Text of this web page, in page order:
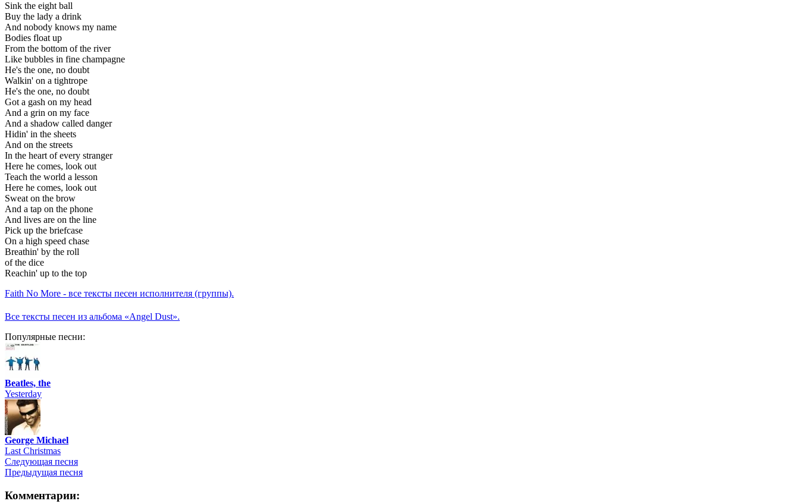
Sink the eight ball
Buy the lady a drink
And nobody knows my name
Bodies float up
From the bottom of the river
Like bubbles in fine champagne
He's the one, no doubt
Walkin' on a tightrope
He's the one, no doubt
Got a gash on my head
And a grin on my face
And a shadow called danger
Hidin' in the sheets
And on the streets
In the heart of every stranger
Here he comes, look out
Teach the world a lesson
Here he comes, look out
Sweat on the brow
And a tap on the phone
And lives are on the line
Pick up the briefcase
On a high speed chase
Breathin' by the roll
of the dice
Reachin' up to the top
Faith No More - все тексты песен исполнителя (группы).
Все тексты песен из альбома «Angel Dust».
Популярные песни:
Beatles, the
Yesterday
George Michael
Last Christmas
Следующая песня
Предыдущая песня
Комментарии: